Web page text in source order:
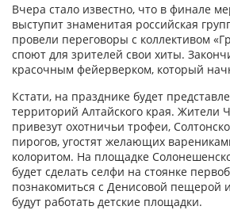
Вчера стало известно, что в финале
выступит знаменитая российская
провели переговоры с коллективом
споют для зрителей свои хиты.
красочным фейерверком, который
Кстати, на празднике будет
территорий Алтайского края. Жители
привезут охотничьи трофеи,
пирогов, угостят желающих
колоритом. На площадке
будет сделать селфи на стоянке
познакомиться с Денисовой пещерой
будут работать детские площадки.